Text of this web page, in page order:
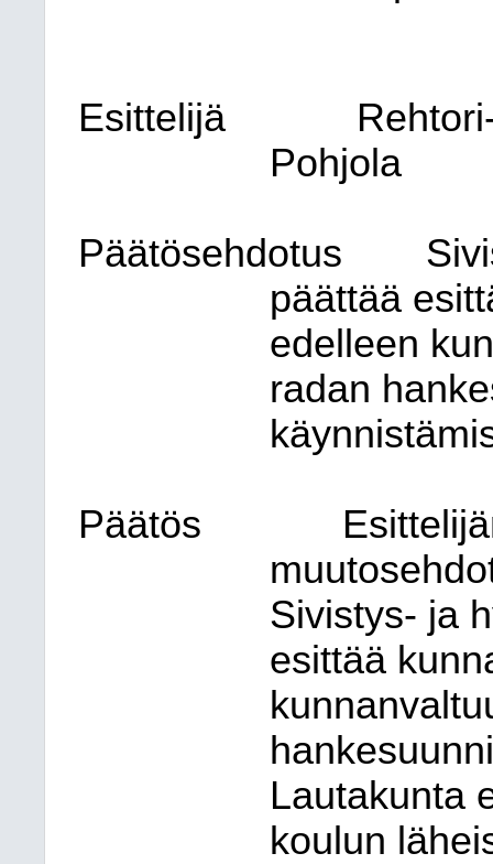
Esittelijä
Pohjola
Päätösehdotus
päättää
edelleen
radan
Päätös
Sivistys- ja
esittää
Lautakunta
koulun